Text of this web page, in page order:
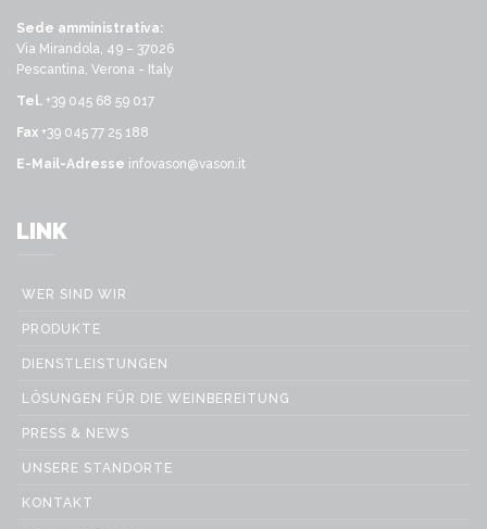
Sede amministrativa:
Via Mirandola, 49 – 37026
Pescantina, Verona - Italy
Tel. +39 045 68 59 017
Fax +39 045 77 25 188
E-Mail-Adresse infovason@vason.it
LINK
WER SIND WIR
PRODUKTE
DIENSTLEISTUNGEN
LÖSUNGEN FÜR DIE WEINBEREITUNG
PRESS & NEWS
UNSERE STANDORTE
KONTAKT